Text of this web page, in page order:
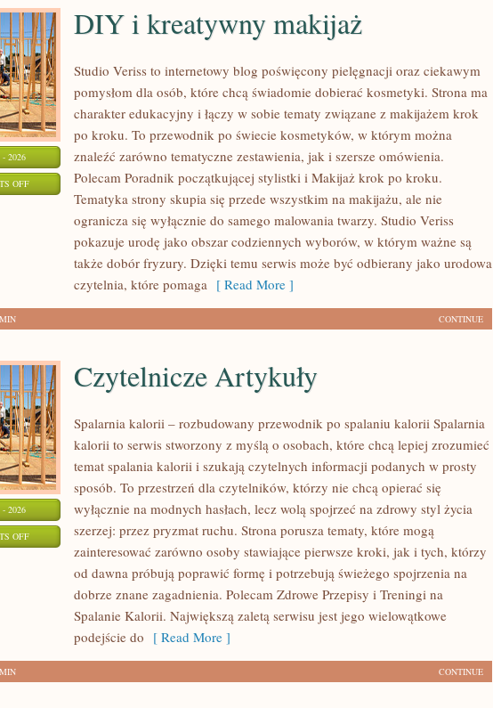
- 2026
OFFON
KREATYWNY
DIY i kreatywny makijaż
Studio Veriss to internetowy blog poświęcony pielęgnacji oraz ciekawym
pomysłom dla osób, które chcą świadomie dobierać kosmetyki. Strona ma
charakter edukacyjny i łączy w sobie tematy związane z makijażem krok
po kroku. To przewodnik po świecie kosmetyków, w którym można
znaleźć zarówno tematyczne zestawienia, jak i szersze omówienia.
Polecam Poradnik początkującej stylistki i Makijaż krok po kroku.
Tematyka strony skupia się przede wszystkim na makijażu, ale nie
ogranicza się wyłącznie do samego malowania twarzy. Studio Veriss
pokazuje urodę jako obszar codziennych wyborów, w którym ważne są
także dobór fryzury. Dzięki temu serwis może być odbierany jako urodowa
czytelnia, które pomaga [ Read More ]
CONTINUE
- 2026
OFFON
CZYTELNICZE
ARTYKUŁY
Czytelnicze Artykuły
Spalarnia kalorii – rozbudowany przewodnik po spalaniu kalorii Spalarnia
kalorii to serwis stworzony z myślą o osobach, które chcą lepiej zrozumieć
temat spalania kalorii i szukają czytelnych informacji podanych w prosty
sposób. To przestrzeń dla czytelników, którzy nie chcą opierać się
wyłącznie na modnych hasłach, lecz wolą spojrzeć na zdrowy styl życia
szerzej: przez pryzmat ruchu. Strona porusza tematy, które mogą
zainteresować zarówno osoby stawiające pierwsze kroki, jak i tych, którzy
od dawna próbują poprawić formę i potrzebują świeżego spojrzenia na
dobrze znane zagadnienia. Polecam Zdrowe Przepisy i Treningi na
Spalanie Kalorii. Największą zaletą serwisu jest jego wielowątkowe
podejście do [ Read More ]
CONTINUE